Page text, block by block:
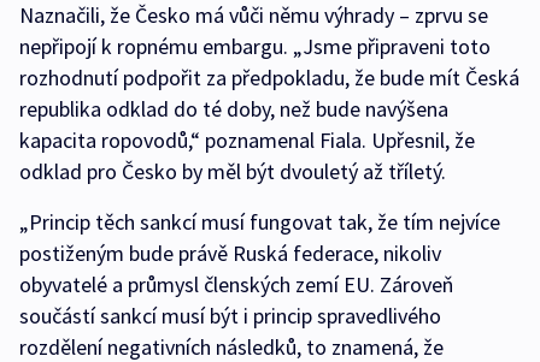
Naznačili, že Česko má vůči němu výhrady – zprvu se
nepřipojí k ropnému embargu. „Jsme připraveni toto
rozhodnutí podpořit za předpokladu, že bude mít Česká
republika odklad do té doby, než bude navýšena
kapacita ropovodů,“ poznamenal Fiala. Upřesnil, že
odklad pro Česko by měl být dvouletý až tříletý.
„Princip těch sankcí musí fungovat tak, že tím nejvíce
postiženým bude právě Ruská federace, nikoliv
obyvatelé a průmysl členských zemí EU. Zároveň
součástí sankcí musí být i princip spravedlivého
rozdělení negativních následků, to znamená, že